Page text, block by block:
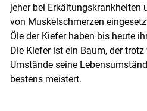
jeher bei Erkältungskrankheiten
von Muskelschmerzen
Öle der Kiefer haben bis heute
Die Kiefer ist ein Baum, der
Umstände seine
bestens meistert.